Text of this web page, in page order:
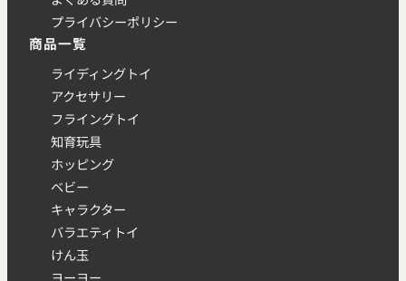
プライバシーポリシー
商品一覧
ライディングトイ
アクセサリー
フライングトイ
知育玩具
ホッピング
ベビー
キャラクター
バラエティトイ
けん玉
ヨーヨー